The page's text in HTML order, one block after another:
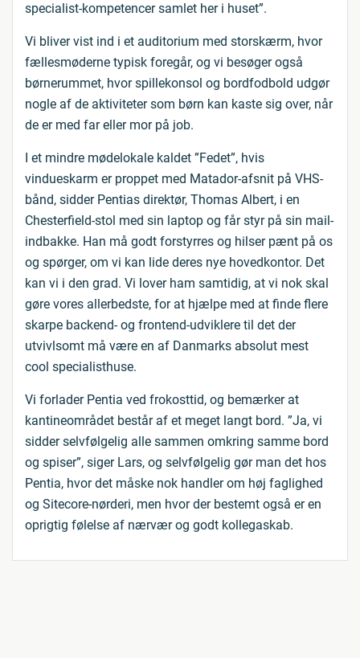
specialist-kompetencer samlet her i huset”.
Vi bliver vist ind i et auditorium med storskærm, hvor
fællesmøderne typisk foregår, og vi besøger også
børnerummet, hvor spillekonsol og bordfodbold udgør
nogle af de aktiviteter som børn kan kaste sig over, når
de er med far eller mor på job.
I et mindre mødelokale kaldet ”Fedet”, hvis
vindueskarm er proppet med Matador-afsnit på VHS-
bånd, sidder Pentias direktør, Thomas Albert, i en
Chesterfield-stol med sin laptop og får styr på sin mail-
indbakke. Han må godt forstyrres og hilser pænt på os
og spørger, om vi kan lide deres nye hovedkontor. Det
kan vi i den grad. Vi lover ham samtidig, at vi nok skal
gøre vores allerbedste, for at hjælpe med at finde flere
skarpe backend- og frontend-udviklere til det der
utvivlsomt må være en af Danmarks absolut mest
cool specialisthuse.
Vi forlader Pentia ved frokosttid, og bemærker at
kantineområdet består af et meget langt bord. ”Ja, vi
sidder selvfølgelig alle sammen omkring samme bord
og spiser”, siger Lars, og selvfølgelig gør man det hos
Pentia, hvor det måske nok handler om høj faglighed
og Sitecore-nørderi, men hvor der bestemt også er en
oprigtig følelse af nærvær og godt kollegaskab.